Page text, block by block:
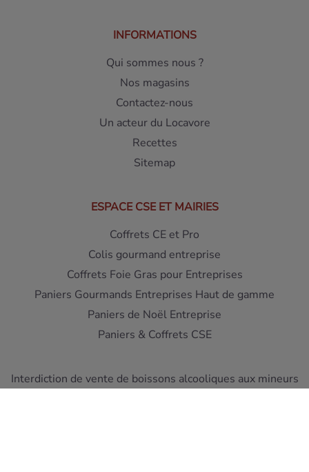
INFORMATIONS
Qui sommes nous ?
Nos magasins
Contactez-nous
Un acteur du Locavore
Recettes
Sitemap
ESPACE CSE ET MAIRIES
Coffrets CE et Pro
Colis gourmand entreprise
Coffrets Foie Gras pour Entreprises
Paniers Gourmands Entreprises Haut de gamme
Paniers de Noël Entreprise
Paniers & Coffrets CSE
Interdiction de vente de boissons alcooliques aux mineurs